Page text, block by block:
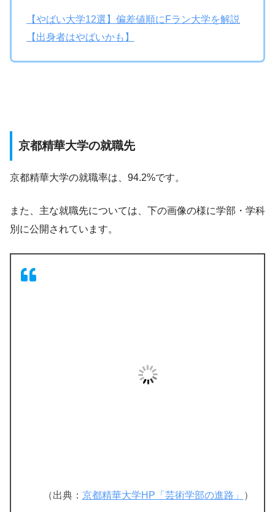
【やばい大学12選】偏差値順にFラン大学を解説
【出身者はやばいかも】
京都精華大学の就職先
京都精華大学の就職率は、94.2%です。
また、主な就職先については、下の画像の様に学部・学科
別に公開されています。
（出典： 京都精華大学HP「芸術学部の進路」 ）